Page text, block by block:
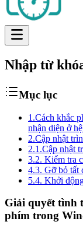
Nhập từ
Mục lục
1.Cách khắc
nhận diện ở
2.Cập nhật
2.1.Cập nhật
3.2. Kiểm tra
4.3. Gỡ bỏ tất
5.4. Khởi
Giải quyết tình
phím trong